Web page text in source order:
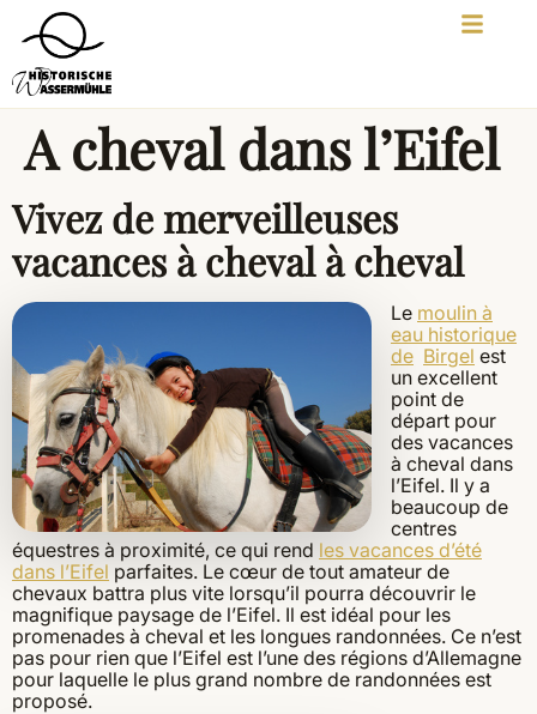
A cheval dans l’Eifel
Vivez de merveilleuses
vacances à cheval à cheval
Le moulin à
eau historique
de Birgel est
un excellent
point de
départ pour
des vacances
à cheval dans
l’Eifel. Il y a
beaucoup de
centres
équestres à proximité, ce qui rend les vacances d’été
dans l’Eifel parfaites. Le cœur de tout amateur de
chevaux battra plus vite lorsqu’il pourra découvrir le
magnifique paysage de l’Eifel. Il est idéal pour les
promenades à cheval et les longues randonnées. Ce n’est
pas pour rien que l’Eifel est l’une des régions d’Allemagne
pour laquelle le plus grand nombre de randonnées est
proposé.